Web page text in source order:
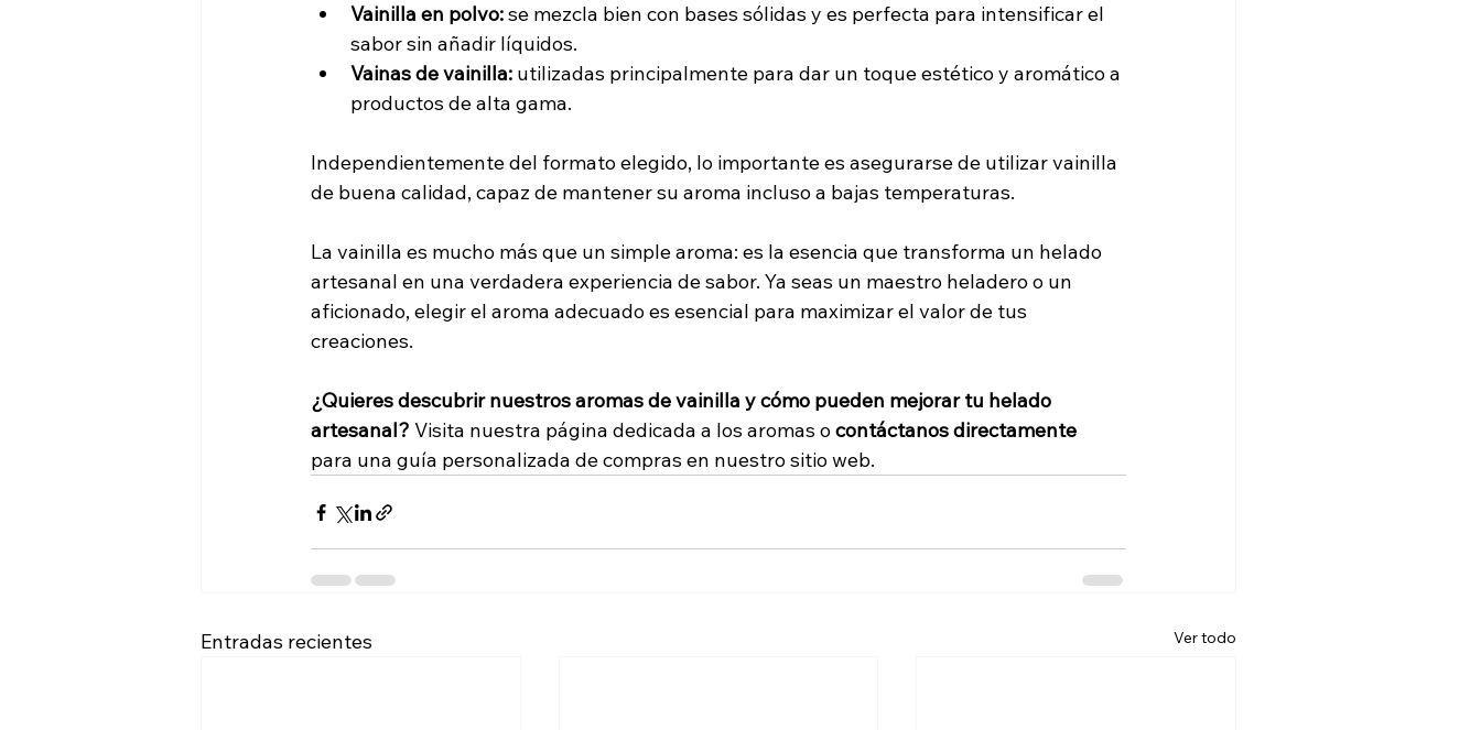
Vainilla en polvo: se mezcla bien con bases sólidas y es perfecta para intensificar el
sabor sin añadir líquidos.
Vainas de vainilla: utilizadas principalmente para dar un toque estético y aromático a
productos de alta gama.
Independientemente del formato elegido, lo importante es asegurarse de utilizar vainilla
de buena calidad, capaz de mantener su aroma incluso a bajas temperaturas.
La vainilla es mucho más que un simple aroma: es la esencia que transforma un helado
artesanal en una verdadera experiencia de sabor. Ya seas un maestro heladero o un
aficionado, elegir el aroma adecuado es esencial para maximizar el valor de tus
creaciones.
¿Quieres descubrir nuestros aromas de vainilla y cómo pueden mejorar tu helado
artesanal? Visita nuestra página dedicada a los aromas o contáctanos directamente
para una guía personalizada de compras en nuestro sitio web.
Entradas recientes Ver todo